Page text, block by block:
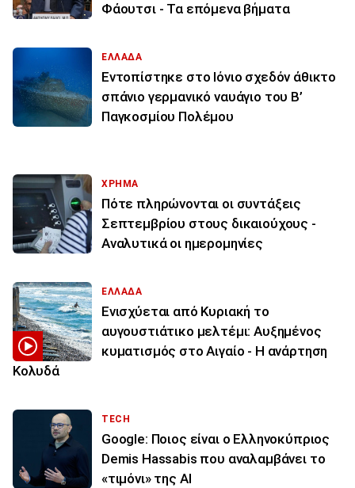
Φάουτσι - Τα επόμενα βήματα
ΕΛΛΑΔΑ
Εντοπίστηκε στο Ιόνιο σχεδόν άθικτο
σπάνιο γερμανικό ναυάγιο του Β’
Παγκοσμίου Πολέμου
ΧΡΗΜΑ
Πότε πληρώνονται οι συντάξεις
Σεπτεμβρίου στους δικαιούχους -
Αναλυτικά οι ημερομηνίες
ΕΛΛΑΔΑ
Ενισχύεται από Κυριακή το
αυγουστιάτικο μελτέμι: Αυξημένος
κυματισμός στο Αιγαίο - Η ανάρτηση
Κολυδά
TECH
Google: Ποιος είναι ο Ελληνοκύπριος
Demis Hassabis που αναλαμβάνει το
«τιμόνι» της ΑΙ